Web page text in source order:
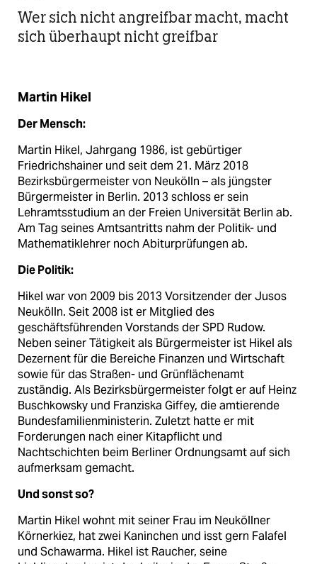
Wer sich nicht angreifbar macht, macht
sich überhaupt nicht greifbar
Martin Hikel
Der Mensch:
Martin Hikel, Jahrgang 1986, ist gebürtiger
Friedrichshainer und seit dem 21. März 2018
Bezirksbürgermeister von Neukölln – als jüngster
Bürgermeister in Berlin. 2013 schloss er sein
Lehramtsstudium an der Freien Universität Berlin ab.
Am Tag seines Amtsantritts nahm der Politik- und
Mathematiklehrer noch Abiturprüfungen ab.
Die Politik:
Hikel war von 2009 bis 2013 Vorsitzender der Jusos
Neukölln. Seit 2008 ist er Mitglied des
geschäftsführenden Vorstands der SPD Rudow.
Neben seiner Tätigkeit als Bürgermeister ist Hikel als
Dezernent für die Bereiche Finanzen und Wirtschaft
sowie für das Straßen- und Grünflächenamt
zuständig. Als Bezirksbürgermeister folgt er auf Heinz
Buschkowsky und Franziska Giffey, die amtierende
Bundesfamilienministerin. Zuletzt hatte er mit
Forderungen nach einer Kitapflicht und
Nachtschichten beim Berliner Ordnungsamt auf sich
aufmerksam gemacht.
Und sonst so?
Martin Hikel wohnt mit seiner Frau im Neuköllner
Körnerkiez, hat zwei Kaninchen und isst gern Falafel
und Schawarma. Hikel ist Raucher, seine